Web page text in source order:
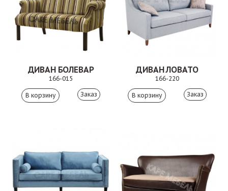
ДИВАН БОЛЕВАР
166-015
Заказ
ДИВАН ЛОВАТО
166-220
Заказ